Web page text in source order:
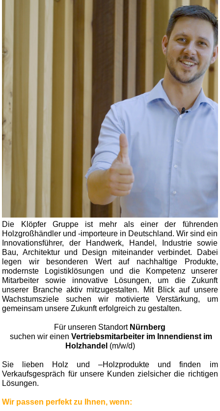
Die Klöpfer Gruppe ist mehr als einer der führenden
Holzgroßhändler und -importeure in Deutschland. Wir sind ein
Innovationsführer, der Handwerk, Handel, Industrie sowie
Bau, Architektur und Design miteinander verbindet. Dabei
legen wir besonderen Wert auf nachhaltige Produkte,
modernste Logistiklösungen und die Kompetenz unserer
Mitarbeiter sowie innovative Lösungen, um die Zukunft
unserer Branche aktiv mitzugestalten. Mit Blick auf unsere
Wachstumsziele suchen wir motivierte Verstärkung, um
gemeinsam unsere Zukunft erfolgreich zu gestalten.
Für unseren Standort Nürnberg
suchen wir einen Vertriebsmitarbeiter im Innendienst im
Holzhandel (m/w/d)
Sie lieben Holz und –Holzprodukte und finden im
Verkaufsgespräch für unsere Kunden zielsicher die richtigen
Lösungen.
Wir passen perfekt zu Ihnen, wenn: